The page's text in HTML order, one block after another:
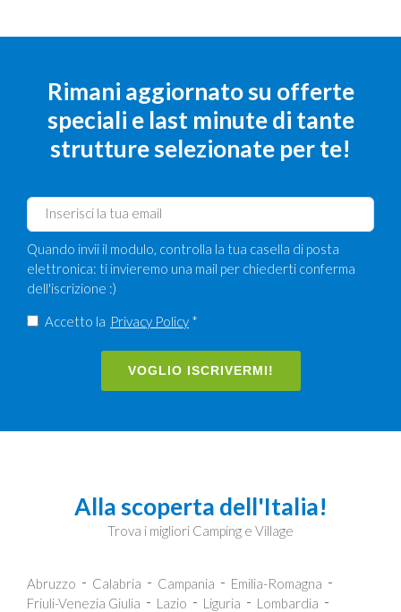
Rimani aggiornato su offerte
speciali e last minute di tante
strutture selezionate per te!
Quando invii il modulo, controlla la tua casella di posta
elettronica: ti invieremo una mail per chiederti conferma
dell'iscrizione :)
Accetto la Privacy Policy *
VOGLIO ISCRIVERMI!
Alla scoperta dell'Italia!
Trova i migliori Camping e Village
Abruzzo Calabria Campania
Emilia-Romagna
Friuli-Venezia Giulia
Lazio Liguria
Lombardia